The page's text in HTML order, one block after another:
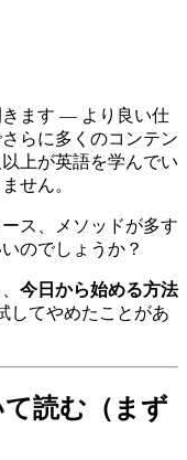
ます — より良い仕
らに多くのコンテン
上が英語を学んでい
せん。
ス、メソッドが多す
のでしょうか？
今日から始める方法
してやめたことがあ
読む（まず